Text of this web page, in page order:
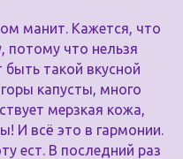
манит. Кажется, что
потому что нельзя
такой вкусной
капусты, много
мерзкая кожа,
И всё это в гармонии.
ест. В последний раз